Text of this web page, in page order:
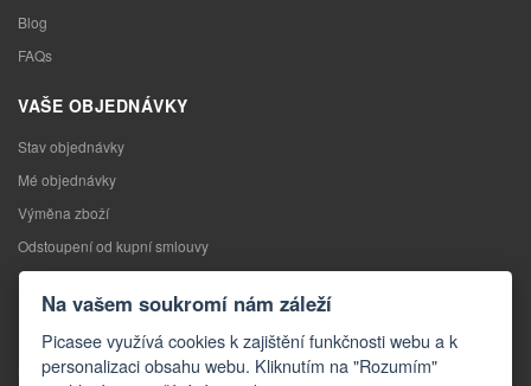
Blog
FAQs
VAŠE OBJEDNÁVKY
Stav objednávky
Mé objednávky
Výměna zboží
Odstoupení od kupní smlouvy
Reklamace
Kontakty
Na vašem soukromí nám záleží
Picasee využívá cookies k zajištění funkčnosti webu a k
personalizaci obsahu webu. Kliknutím na "Rozumím"